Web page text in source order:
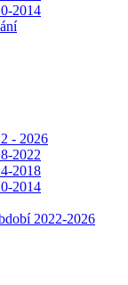
2014
- 2026
2022
2018
2014
2022-2026